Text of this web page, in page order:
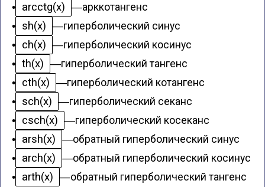
•
arcctg(x) —арккотангенс
•
sh(x) —гиперболический синус
•
ch(x) —гиперболический косинус
• th(x) —гиперболический тангенс
•
cth(x) —гиперболический котангенс
•
sch(x) —гиперболический секанс
•
csch(x) —гиперболический косеканс
•
arsh(x) —обратный гиперболический синус
•
arch(x) —обратный гиперболический косинус
•
arth(x) —обратный гиперболический тангенс